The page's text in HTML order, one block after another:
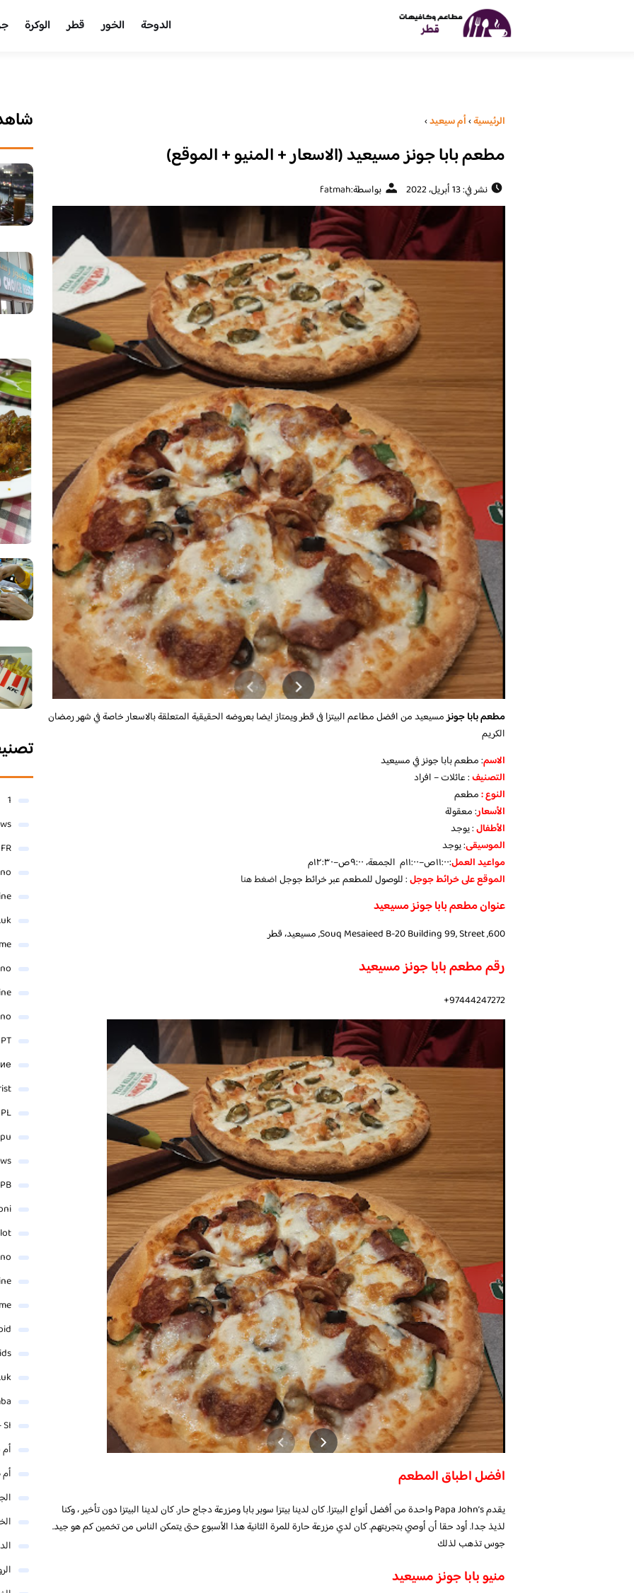
الدوحة الخور قطر الوكرة
الرئيسية›أم سيعيد›
مطعم بابا جونز مسيعيد (الاسعار + المنيو + الموقع)
نشر في: 13 أبريل، 2022 بواسطة:fatmah
مطعم بابا جونزمسيعيدمن افضل مطاعم البيتزا فى قطر ويمتاز ايضا بعروضه الحقيقية المتعلقة بالاسعار خاصة في شهر رمضان
الكريم
الاسم: مطعم بابا جونز في مسيعيد
التصنيف: عائلات – افراد
النوع :مطعم
الأسعار:معقولة
الأطفال:يوجد
الموسيقى:يوجد
مواعيد العمل:١١:٠٠ص–١١:٠٠م الجمعة، ٩:٠٠ص–١٢:٣٠م
الموقع على خرائط جوجل: للوصول للمطعم عبر خرائط جوجلاضغط هنا
عنوان مطعم بابا جونز مسيعيد
600, Souq Mesaieed B-20 Building 99, Street, مسيعيد، قطر
رقم مطعم بابا جونز مسيعيد
97444247272+
افضل اطباق المطعم
يقدم Papa John’s واحدة من أفضل أنواع البيتزا. كان لدينا بيتزا سوبر بابا ومزرعة دجاج حار. كان لدينا البيتزا دون تأخير ، وكنا
لذيذ جدا. أود حقا أن أوصي بتجربتهم. كان لدي مزرعة حارة للمرة الثانية هذا الأسبوع حتى يتمكن الناس من تخمين كم هو جيد.
جوس تذهب لذلك
منيو بابا جونز مسيعيد
1
PB